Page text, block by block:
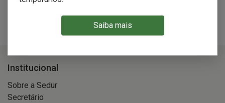
Saiba mais
AnteriorPausarPróximo
Institucional
Sobre a Sedur
Secretário